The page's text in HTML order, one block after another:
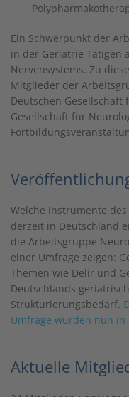
Ein Schwerpunkt der
in der Geriatrie Tätigen
Nervensystems. Zu
Mitglieder der
Deutschen
Gesellschaft für
Welche Instrumente
derzeit in Deutschland
die Arbeitsgruppe
einer Umfrage zeigen:
Themen wie Delir und
Deutschlands
Strukturierungsbedarf.
Umfrage wurden nun in
Aktuelle